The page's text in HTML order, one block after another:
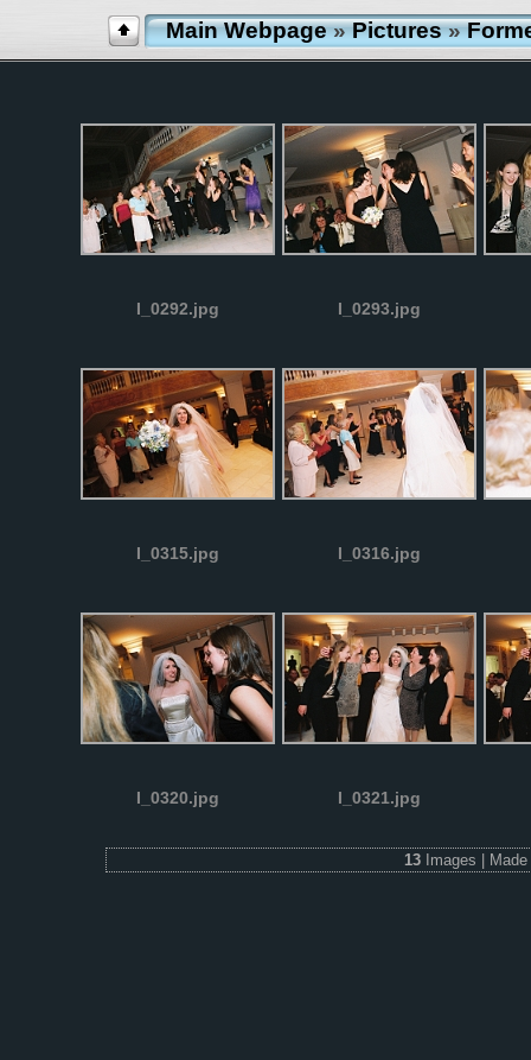
Main Webpage»Pictures»
I_0292.jpg I_0293.jpg
I_0315.jpg I_0316.jpg
I_0320.jpg I_0321.jpg
13 Images |